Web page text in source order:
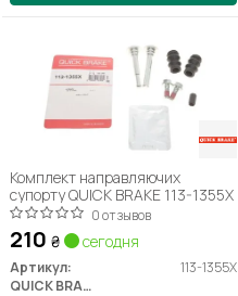
Комплект направляючих
супорту QUICK BRAKE 113-1355X
0 отзывов
210 ₴ сегодня
Артикул:
113-1355X
QUICK BRAKE